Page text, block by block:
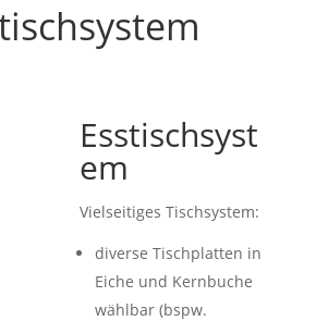
Esstischsyst
em
Vielseitiges Tischsystem:
diverse Tischplatten in
Eiche und Kernbuche
wählbar (bspw.